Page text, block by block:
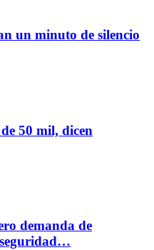
un minuto de silencio
50 mil, dicen
demanda de